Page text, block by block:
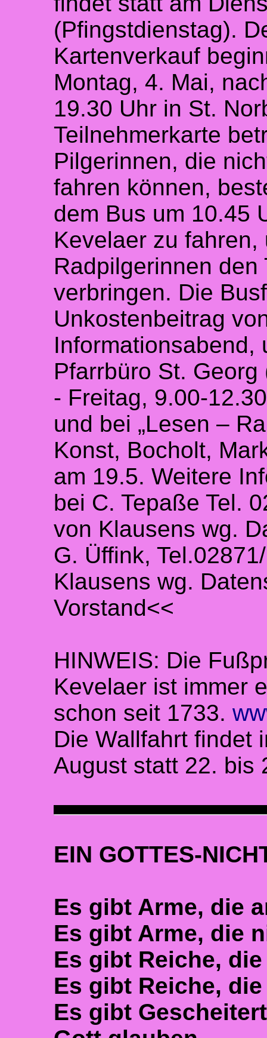
(Pfingstdienstag).
Kartenverkauf
Montag, 4. Mai,
19.30 Uhr in St.
Teilnehmerkarte
Pilgerinnen, die
fahren können,
dem Bus um 10.45
Kevelaer zu
Radpilgerinnen den
verbringen. Die
Unkostenbeitrag
Informationsabend,
Pfarrbüro St.
- Freitag, 9.00-
und bei „Lesen –
Konst, Bocholt,
am 19.5. Weitere
bei C. Tepaße Tel.
von Klausens wg.
G. Üffink,
Klausens wg.
Vorstand<<
HINWEIS: Die
Kevelaer ist immer
schon seit 1733.
Die Wallfahrt findet
August statt 22. bis
EIN GOTTES-
Es gibt Arme, die
Es gibt Arme, die
Es gibt Reiche,
Es gibt Reiche,
Es gibt